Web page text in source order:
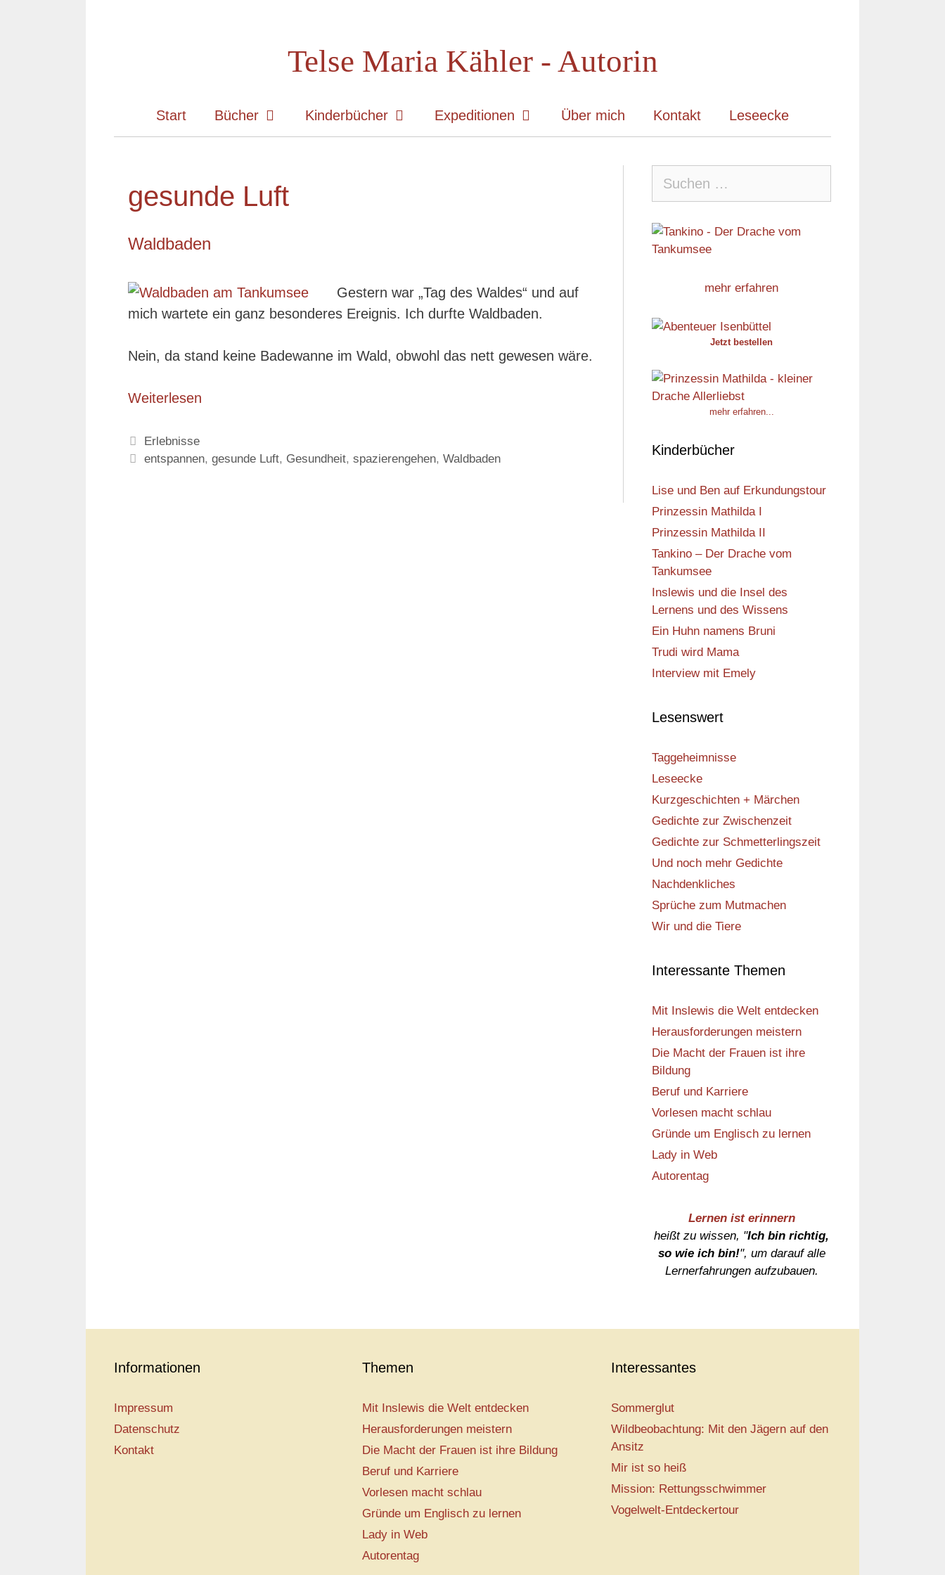
Telse Maria Kähler - Autorin
Start Bücher Kinderbücher Expeditionen Über mich Kontakt Leseecke
gesunde Luft
Waldbaden
Gestern war „Tag des Waldes“ und auf
mich wartete ein ganz besonderes Ereignis. Ich durfte Waldbaden.
Nein, da stand keine Badewanne im Wald, obwohl das nett gewesen wäre.
Weiterlesen
Kategorien
Erlebnisse
Schlagwörter
entspannen,gesunde Luft, Gesundheit,spazierengehen,Waldbaden
nach:
mehr erfahren
Jetzt bestellen
mehr erfahren...
Kinderbücher
Lise und Ben auf Erkundungstour
Prinzessin Mathilda I
Prinzessin Mathilda II
Tankino – Der Drache vom
Tankumsee
Inslewis und die Insel des
Lernens und des Wissens
Ein Huhn namens Bruni
Trudi wird Mama
Interview mit Emely
Lesenswert
Taggeheimnisse
Leseecke
Kurzgeschichten + Märchen
Gedichte zur Zwischenzeit
Gedichte zur Schmetterlingszeit
Und noch mehr Gedichte
Nachdenkliches
Sprüche zum Mutmachen
Wir und die Tiere
Interessante Themen
Mit Inslewis die Welt entdecken
Herausforderungen meistern
Die Macht der Frauen ist ihre
Bildung
Beruf und Karriere
Vorlesen macht schlau
Gründe um Englisch zu lernen
Lady in Web
Autorentag
Lernen ist erinnern
heißt zu wissen, "Ich bin richtig,
so wie ich bin!", um darauf alle
Lernerfahrungen aufzubauen.
Informationen
Impressum
Datenschutz
Kontakt
Themen
Mit Inslewis die Welt entdecken
Herausforderungen meistern
Die Macht der Frauen ist ihre Bildung
Beruf und Karriere
Vorlesen macht schlau
Gründe um Englisch zu lernen
Lady in Web
Autorentag
Interessantes
Sommerglut
Wildbeobachtung: Mit den Jägern auf den
Ansitz
Mir ist so heiß
Mission: Rettungsschwimmer
Vogelwelt-Entdeckertour